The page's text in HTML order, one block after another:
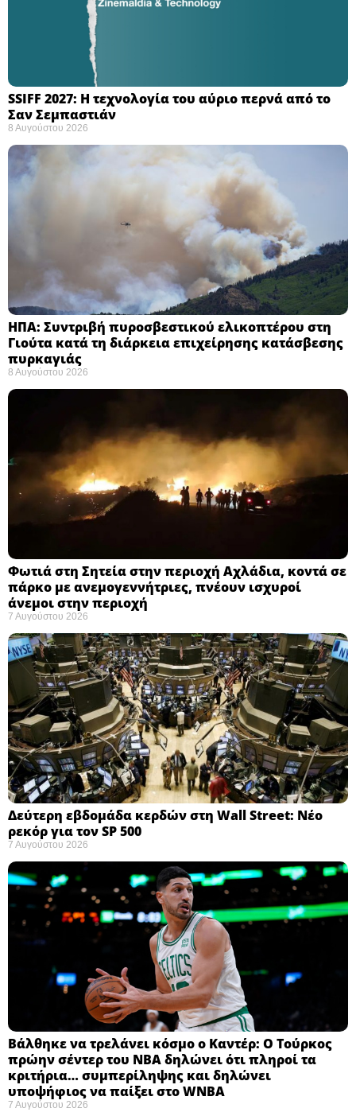
SSIFF 2027: Η τεχνολογία του αύριο περνά από το
Σαν Σεμπαστιάν ​
8 Αυγούστου 2026
ΗΠΑ: Συντριβή πυροσβεστικού ελικοπτέρου στη
Γιούτα κατά τη διάρκεια επιχείρησης κατάσβεσης
πυρκαγιάς ​
8 Αυγούστου 2026
Φωτιά στη Σητεία στην περιοχή Αχλάδια, κοντά σε
πάρκο με ανεμογεννήτριες, πνέουν ισχυροί
άνεμοι στην περιοχή
7 Αυγούστου 2026
Δεύτερη εβδομάδα κερδών στη Wall Street: Νέο
ρεκόρ για τον SP 500
7 Αυγούστου 2026
Βάλθηκε να τρελάνει κόσμο ο Καντέρ: Ο Τούρκος
πρώην σέντερ του NBA δηλώνει ότι πληροί τα
κριτήρια… συμπερίληψης και δηλώνει
υποψήφιος να παίξει στο WNBA
7 Αυγούστου 2026